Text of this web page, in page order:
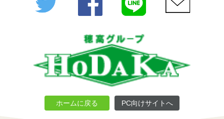
ホームに戻る PC向けサイトへ